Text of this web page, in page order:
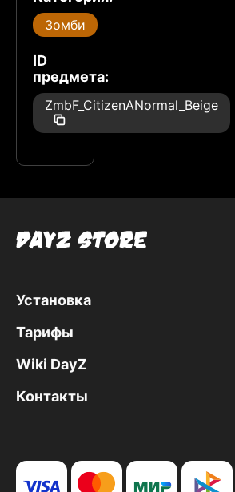
Зомби
ID
предмета:
ZmbF_CitizenANormal_Beige
Установка
Тарифы
Wiki DayZ
Контакты